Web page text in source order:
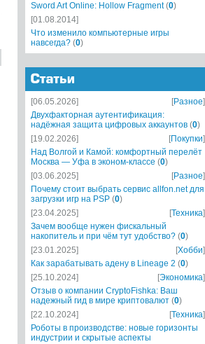
Sword Art Online: Hollow Fragment (0)
[01.08.2014]
Что изменило компьютерные игры
навсегда? (0)
[06.05.2026] [Разное]
Двухфакторная аутентификация:
надёжная защита цифровых аккаунтов (0)
[19.02.2026]
[Покупки]
Над Волгой и Камой: комфортный перелёт
Москва — Уфа в эконом-классе (0)
[03.06.2025]
[Разное]
Почему стоит выбрать сервис allfon.net для
загрузки игр на PSP (0)
[23.04.2025]
[Техника]
Зачем вообще нужен фискальный
накопитель и при чём тут удобство? (0)
[23.01.2025]
[Хобби]
Как зарабатывать адену в Lineage 2 (0)
[25.10.2024]
[Экономика]
Отзыв о компании CryptoFishka: Ваш
надежный гид в мире криптовалют (0)
[22.10.2024]
[Техника]
Роботы в производстве: новые горизонты
индустрии и скрытые аспекты